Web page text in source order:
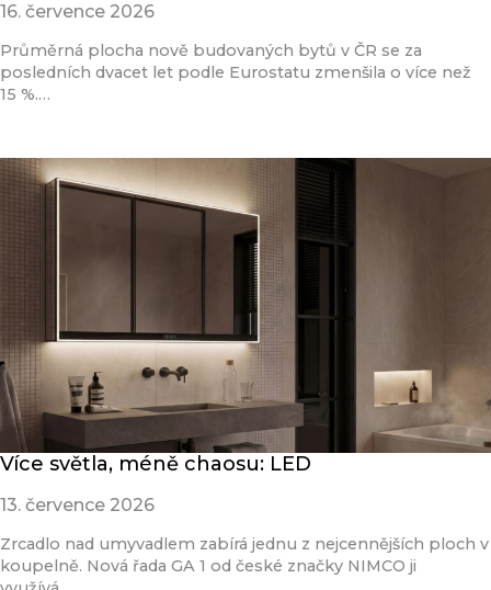
16. července 2026
Průměrná plocha nově budovaných bytů v ČR se za
posledních dvacet let podle Eurostatu zmenšila o více než
15 %.…
Více světla, méně chaosu: LED
13. července 2026
Zrcadlo nad umyvadlem zabírá jednu z nejcennějších ploch v
koupelně. Nová řada GA 1 od české značky NIMCO ji